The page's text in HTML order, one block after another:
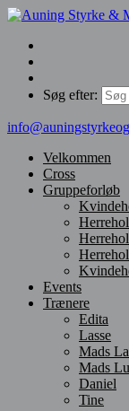
Søg efter:
Velkommen
Cross
Gruppeforløb
Events
Trænere
Edita
Lasse
Mads
Mads
Daniel
Tine